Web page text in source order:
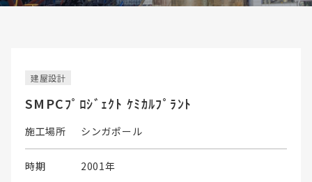
建屋設計
SMPCﾌﾟﾛｼﾞｪｸﾄ ｹﾐｶﾙﾌﾟﾗﾝﾄ
施工場所 シンガポール
時期 2001年